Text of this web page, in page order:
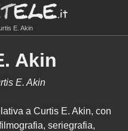
E. Akin
Akin
E. Akin
a Curtis E. Akin, con
seriegrafia,